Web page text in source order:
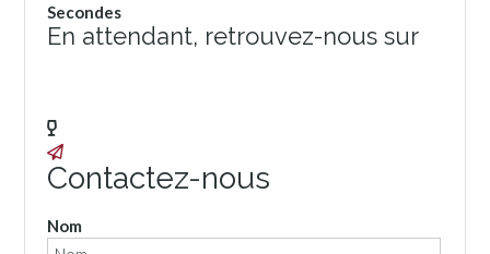
Secondes
En attendant, retrouvez-nous sur
Contactez-nous
Nom